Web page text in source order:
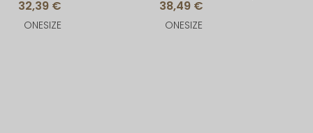
šaty SOLARIS
32,39 €
ONESIZE
VELANA
38,49 €
ONESIZE